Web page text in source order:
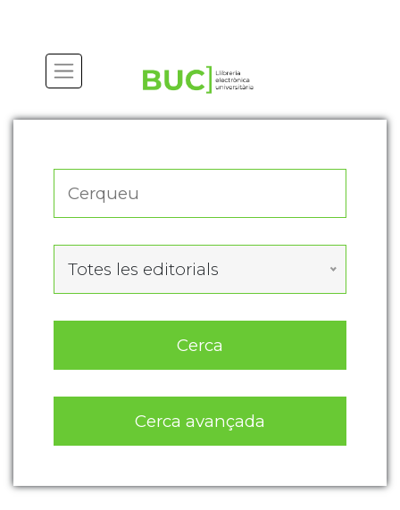
Totes les editorials
Cerca
Cerca avançada